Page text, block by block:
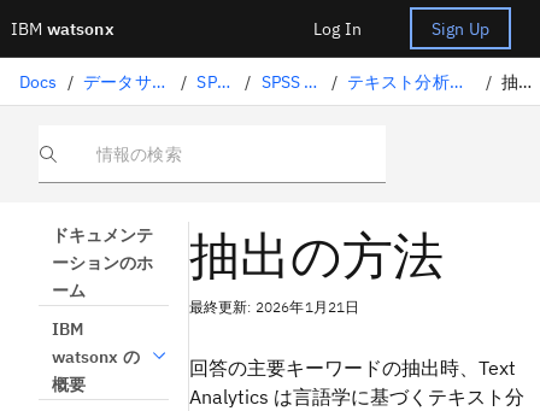
IBM watsonx Log In Sign Up
Docs / データサイエンスソリューション / SPSS Modeler / SPSS Modelerで始める / テキスト分析によるテキストデータのマイニング / 抽出の方法
情報の検索
ドキュメンテ
ーションのホ
ーム
IBM
watsonx の
概要
抽出の方法
最終更新: 2026年1月21日
回答の主要キーワードの抽出時、Text
Analytics は言語学に基づくテキスト分